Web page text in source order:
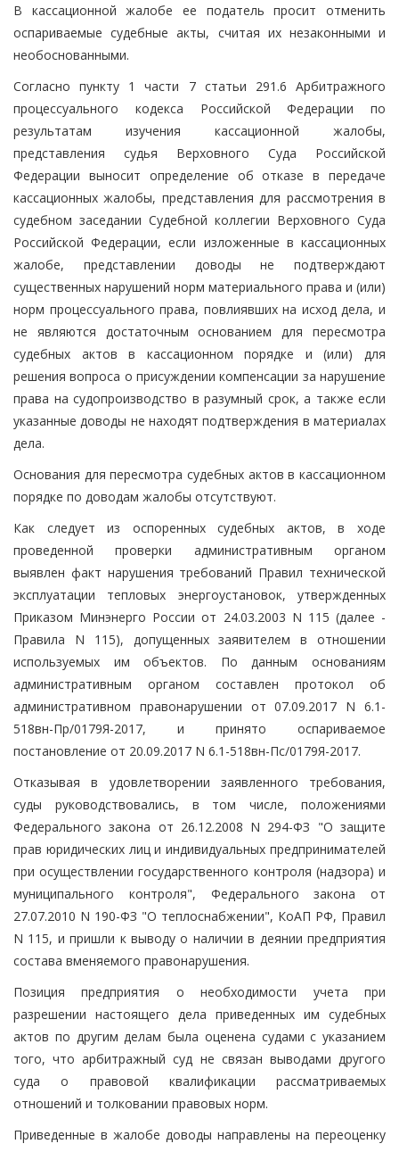
В кассационной жалобе ее податель просит отменить
оспариваемые судебные акты, считая их незаконными и
необоснованными.
Согласно пункту 1 части 7 статьи 291.6 Арбитражного
процессуального кодекса Российской Федерации по
результатам изучения кассационной жалобы,
представления судья Верховного Суда Российской
Федерации выносит определение об отказе в передаче
кассационных жалобы, представления для рассмотрения в
судебном заседании Судебной коллегии Верховного Суда
Российской Федерации, если изложенные в кассационных
жалобе, представлении доводы не подтверждают
существенных нарушений норм материального права и (или)
норм процессуального права, повлиявших на исход дела, и
не являются достаточным основанием для пересмотра
судебных актов в кассационном порядке и (или) для
решения вопроса о присуждении компенсации за нарушение
права на судопроизводство в разумный срок, а также если
указанные доводы не находят подтверждения в материалах
дела.
Основания для пересмотра судебных актов в кассационном
порядке по доводам жалобы отсутствуют.
Как следует из оспоренных судебных актов, в ходе
проведенной проверки административным органом
выявлен факт нарушения требований Правил технической
эксплуатации тепловых энергоустановок, утвержденных
Приказом Минэнерго России от 24.03.2003 N 115 (далее -
Правила N 115), допущенных заявителем в отношении
используемых им объектов. По данным основаниям
административным органом составлен протокол об
административном правонарушении от 07.09.2017 N 6.1-
518вн-Пр/0179Я-2017, и принято оспариваемое
постановление от 20.09.2017 N 6.1-518вн-Пс/0179Я-2017.
Отказывая в удовлетворении заявленного требования,
суды руководствовались, в том числе, положениями
Федерального закона от 26.12.2008 N 294-ФЗ "О защите
прав юридических лиц и индивидуальных предпринимателей
при осуществлении государственного контроля (надзора) и
муниципального контроля", Федерального закона от
27.07.2010 N 190-ФЗ "О теплоснабжении", КоАП РФ, Правил
N 115, и пришли к выводу о наличии в деянии предприятия
состава вменяемого правонарушения.
Позиция предприятия о необходимости учета при
разрешении настоящего дела приведенных им судебных
актов по другим делам была оценена судами с указанием
того, что арбитражный суд не связан выводами другого
суда о правовой квалификации рассматриваемых
отношений и толковании правовых норм.
Приведенные в жалобе доводы направлены на переоценку